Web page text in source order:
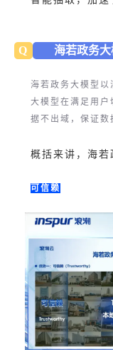
Q 海若政务大
海若政务大模型以
大模型在满足用户
据不出域，保证数
概括来讲，海若
可信赖